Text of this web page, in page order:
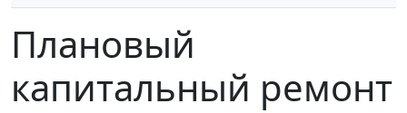
Плановый
капитальный ремонт